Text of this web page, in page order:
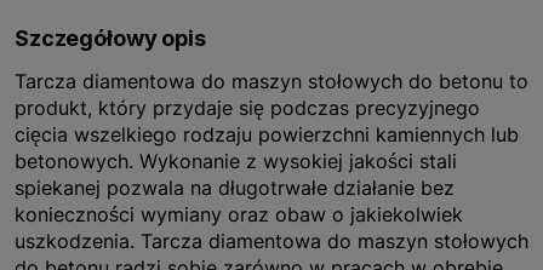
Szczegółowy opis
Tarcza diamentowa do maszyn stołowych do betonu to
produkt, który przydaje się podczas precyzyjnego
cięcia wszelkiego rodzaju powierzchni kamiennych lub
betonowych. Wykonanie z wysokiej jakości stali
spiekanej pozwala na długotrwałe działanie bez
konieczności wymiany oraz obaw o jakiekolwiek
uszkodzenia. Tarcza diamentowa do maszyn stołowych